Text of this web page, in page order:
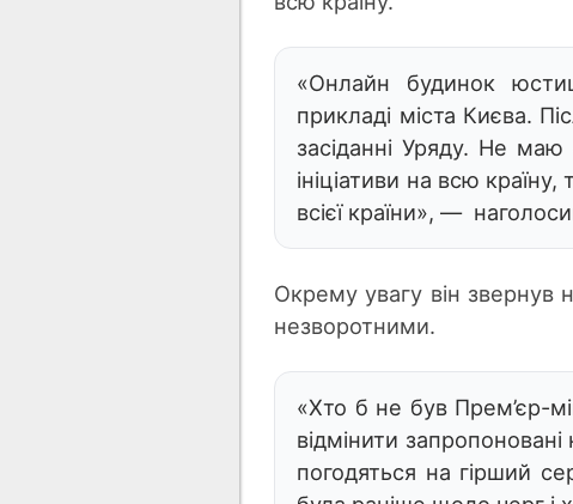
«Онлайн будинок
прикладі міста Києва.
засіданні Уряду. Не
ініціативи на всю
всієї країни», —
Окрему увагу він звернув
незворотними.
«Хто б не був Прем’єр-
відмінити
погодяться на гірший